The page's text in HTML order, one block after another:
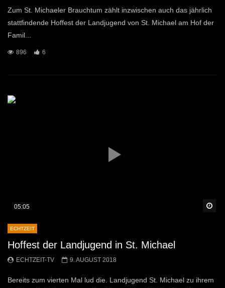
Zum St. Michaeler Brauchtum zählt inzwischen auch das jährlich
stattfindende Hoffest der Landjugend von St. Michael am Hof der
Famil...
896 6
05:05
ECHTZEIT
Hoffest der Landjugend in St. Michael
ECHTZEIT-TV 9. AUGUST 2018
Bereits zum vierten Mal lud die. Landjugend St. Michael zu ihrem